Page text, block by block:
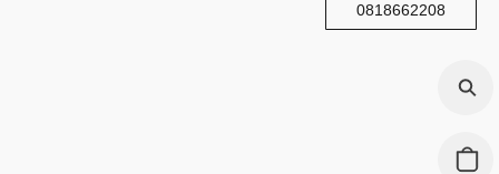
0818662208